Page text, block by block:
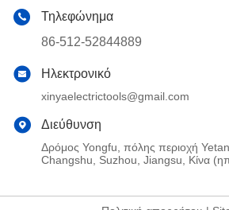
Τηλεφώνημα
86-512-52844889
Ηλεκτρονικό
xinyaelectrictools@gmail.com
Διεύθυνση
Δρόμος Yongfu, πόλης περιοχή
Changshu, Suzhou, Jiangsu, Κίνα